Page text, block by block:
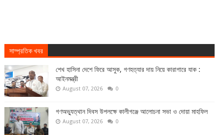
সাম্প্রতিক খবর
শেখ হাসিনা দেশে ফিরে আসুক, গণহত্যার দায় নিয়ে কারাগারে যাক :
আইনমন্ত্রী
August 07, 2026 0
গণঅভ্যুত্থান দিবস উপলক্ষে কালীগঞ্জে আলোচনা সভা ও দোয়া মাহফিল
August 07, 2026 0